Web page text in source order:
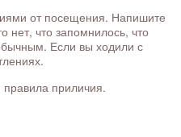
от посещения. Напишите
нет, что запомнилось, что
Если вы ходили с
правила приличия.